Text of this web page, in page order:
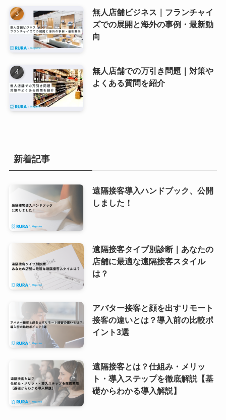
無人店舗ビジネス｜フランチャイ
ズでの展開と海外の事例・最新動
向
無人店舗での万引き問題｜対策や
よくある質問を紹介
新着記事
遠隔接客導入ハンドブック、公開
しました！
遠隔接客タイプ別診断｜あなたの
店舗に最適な遠隔接客スタイル
は？
アバター接客と顔を出すリモート
接客の違いとは？導入前の比較ポ
イント3選
遠隔接客とは？仕組み・メリッ
ト・導入ステップを徹底解説【基
礎からわかる導入解説】